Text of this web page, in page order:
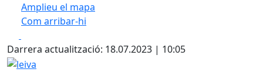
Amplieu el mapa
Com arribar-hi
+
−
Darrera actualització: 18.07.2023 | 10:05
leiva